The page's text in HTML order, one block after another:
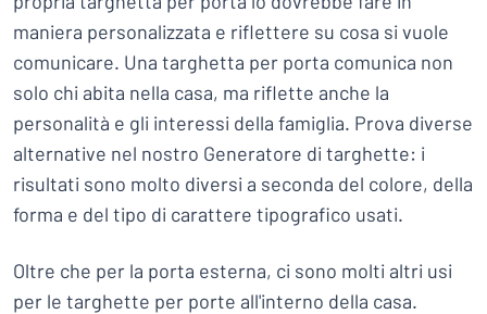
maniera personalizzata e riflettere su cosa si vuole
comunicare. Una targhetta per porta comunica non
solo chi abita nella casa, ma riflette anche la
personalità e gli interessi della famiglia. Prova diverse
alternative nel nostro Generatore di targhette: i
risultati sono molto diversi a seconda del colore, della
forma e del tipo di carattere tipografico usati.
Oltre che per la porta esterna, ci sono molti altri usi
per le targhette per porte all'interno della casa.